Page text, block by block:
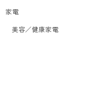
家電
美容／健康家電